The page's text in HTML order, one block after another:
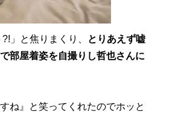
」と焦りまくり、
とりあえず嘘
部屋着姿を自撮りし哲也さんに
ね』と笑ってくれたのでホッと